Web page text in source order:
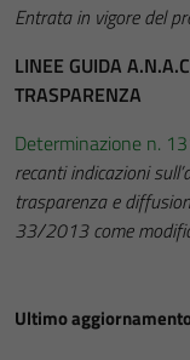
Entrata in vigore del
LINEE GUIDA
TRASPARENZA
Determinazione n.
recanti indicazioni
trasparenza e
33/2013 come
Ultimo